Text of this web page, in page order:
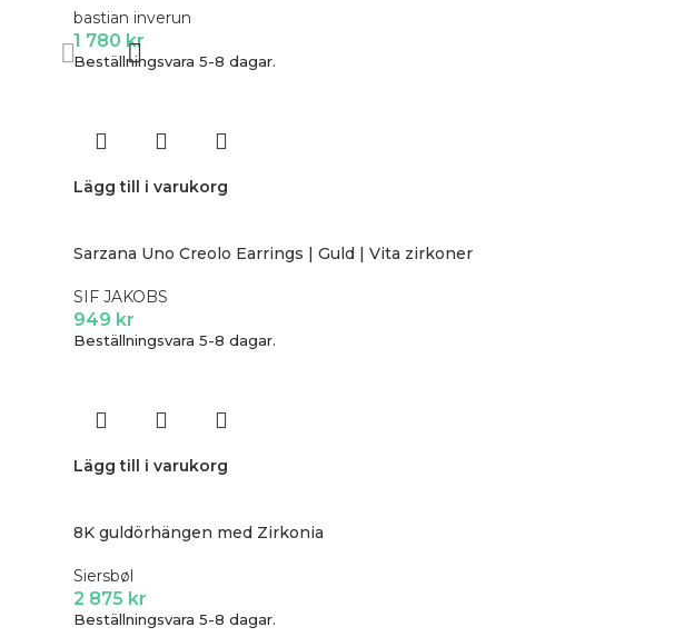
bastian inverun
1 780 kr
Beställningsvara 5-8 dagar.
Lägg till i varukorg
Sarzana Uno Creolo Earrings | Guld | Vita zirkoner
SIF JAKOBS
949 kr
Beställningsvara 5-8 dagar.
Lägg till i varukorg
8K guldörhängen med Zirkonia
Siersbøl
2 875 kr
Beställningsvara 5-8 dagar.